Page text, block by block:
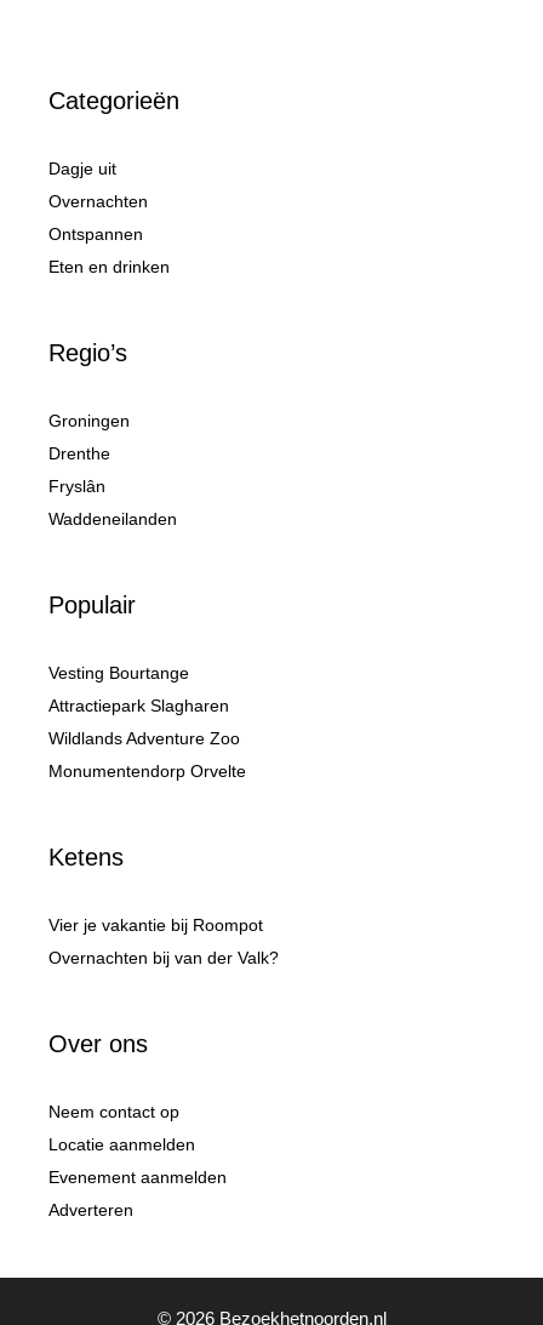
Categorieën
Dagje uit
Overnachten
Ontspannen
Eten en drinken
Regio’s
Groningen
Drenthe
Fryslân
Waddeneilanden
Populair
Vesting Bourtange
Attractiepark Slagharen
Wildlands Adventure Zoo
Monumentendorp Orvelte
Ketens
Vier je vakantie bij Roompot
Overnachten bij van der Valk?
Over ons
Neem contact op
Locatie aanmelden
Evenement aanmelden
Adverteren
© 2026 Bezoekhetnoorden.nl